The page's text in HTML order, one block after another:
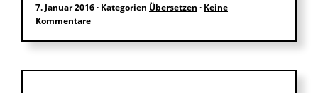
7. Januar 2016· Kategorien Übersetzen · Keine
Kommentare